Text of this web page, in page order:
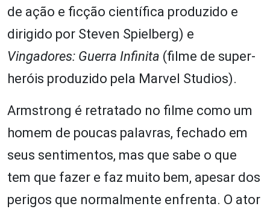
de ação e ficção científica produzido e
dirigido por Steven Spielberg) e
Vingadores: Guerra Infinita (filme de super-
heróis produzido pela Marvel Studios).
Armstrong é retratado no filme como um
homem de poucas palavras, fechado em
seus sentimentos, mas que sabe o que
tem que fazer e faz muito bem, apesar dos
perigos que normalmente enfrenta. O ator